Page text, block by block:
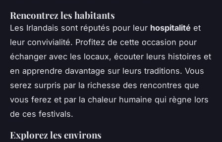
Rencontrez les habitants
Les Irlandais sont réputés pour leur hospitalité et
leur convivialité. Profitez de cette occasion pour
échanger avec les locaux, écouter leurs histoires et
en apprendre davantage sur leurs traditions. Vous
serez surpris par la richesse des rencontres que
vous ferez et par la chaleur humaine qui règne lors
de ces festivals.
Explorez les environs